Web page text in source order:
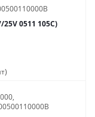
25V 0511 105C)